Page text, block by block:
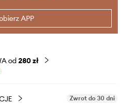
APP
od 280 zł
Zwrot do 30 dni